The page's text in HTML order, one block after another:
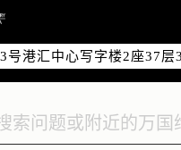
大街甲6号华熙国际中心
号天津国际金融中心写
号港汇中心写字楼2座37层
299号宏伊国际广场写字
号现代传媒中心写字